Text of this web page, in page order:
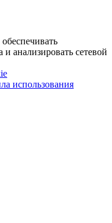
анализировать сетевой
использования